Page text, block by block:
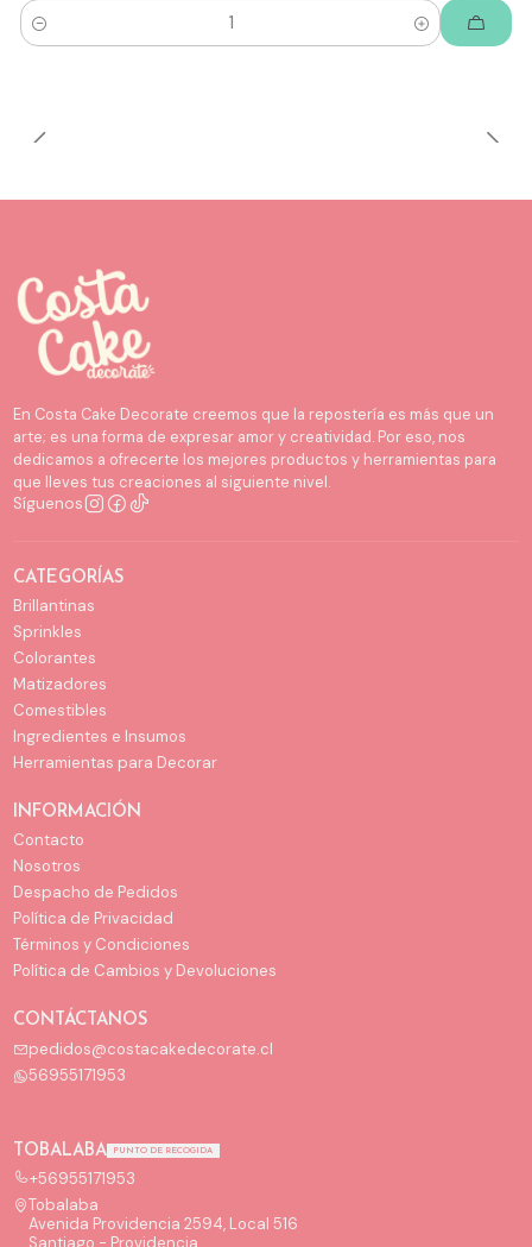
Cantidad
En Costa Cake Decorate creemos que la repostería es más que un
arte; es una forma de expresar amor y creatividad. Por eso, nos
dedicamos a ofrecerte los mejores productos y herramientas para
que lleves tus creaciones al siguiente nivel.
Síguenos
CATEGORÍAS
Brillantinas
Sprinkles
Colorantes
Matizadores
Comestibles
Ingredientes e Insumos
Herramientas para Decorar
INFORMACIÓN
Contacto
Nosotros
Despacho de Pedidos
Política de Privacidad
Términos y Condiciones
Política de Cambios y Devoluciones
CONTÁCTANOS
pedidos@costacakedecorate.cl
56955171953
TOBALABA PUNTO DE RECOGIDA
+56955171953
Tobalaba
Avenida Providencia 2594, Local 516